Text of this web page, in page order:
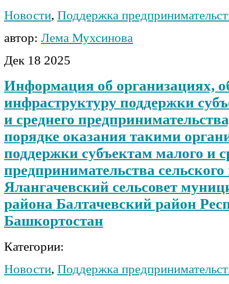
Новости, Поддержка
автор: Лема Мухсинова
Дек 18 2025
Информация об организациях,
инфраструктуру поддержки
и среднего
порядке оказания такими
поддержки субъектам малого и
предпринимательства
Ялангачевский сельсовет
района Балтачевский район
Башкортостан
Категории:
Новости, Поддержка